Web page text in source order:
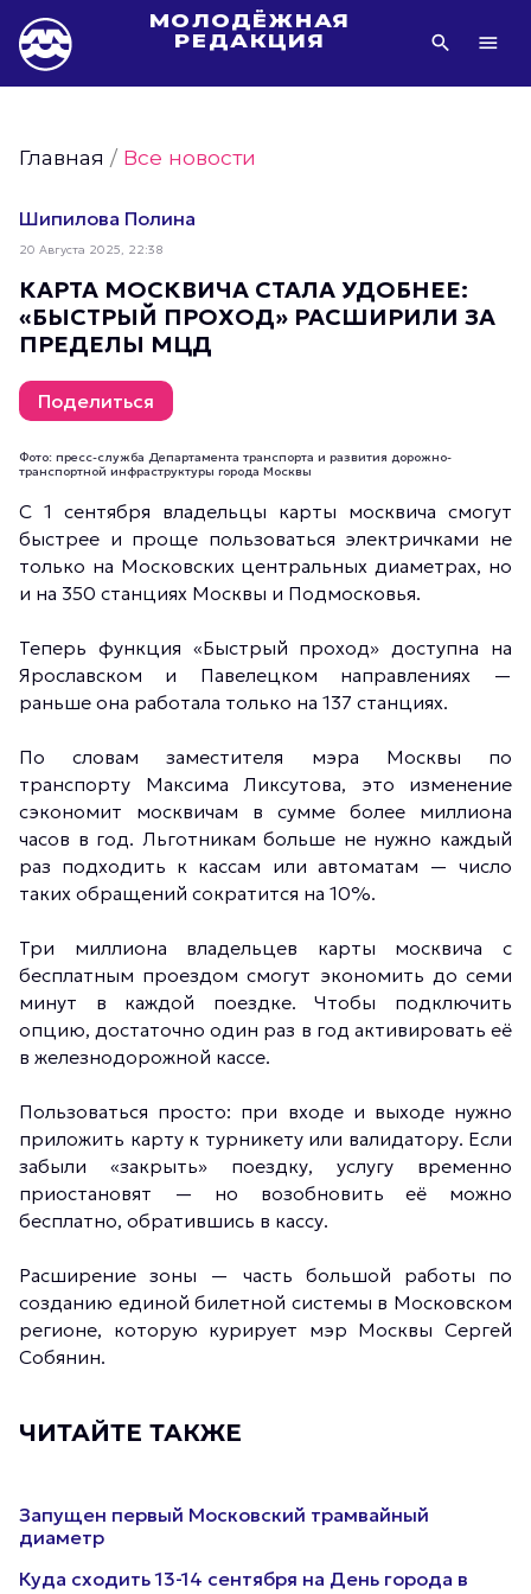
МОЛОДЁЖНАЯ
РЕДАКЦИЯ
Фото Молодёжи Москвы
Фотогалереи Молодёжи Москвы
Статьи Молодёжи Москвы
Молодёжь Москвы культурная
Молодёжь Москвы спортивная
Молодёжь Москвы в движении
Молодёжь Москвы здоровая
Молодёжь Москвы профессиональная
Главная /Все новости
Шипилова Полина
20 Августа 2025, 22:38
КАРТА МОСКВИЧА СТАЛА УДОБНЕЕ:
«БЫСТРЫЙ ПРОХОД» РАСШИРИЛИ ЗА
ПРЕДЕЛЫ МЦД
Поделиться
Фото: пресс-служба Департамента транспорта и развития дорожно-
транспортной инфраструктуры города Москвы
С 1 сентября владельцы карты москвича смогут
быстрее и проще пользоваться электричками не
только на Московских центральных диаметрах, но
и на 350 станциях Москвы и Подмосковья.
Теперь функция «Быстрый проход» доступна на
Ярославском и Павелецком направлениях —
раньше она работала только на 137 станциях.
По словам заместителя мэра Москвы по
транспорту Максима Ликсутова, это изменение
сэкономит москвичам в сумме более миллиона
часов в год. Льготникам больше не нужно каждый
раз подходить к кассам или автоматам — число
таких обращений сократится на 10%.
Три миллиона владельцев карты москвича с
бесплатным проездом смогут экономить до семи
минут в каждой поездке. Чтобы подключить
опцию, достаточно один раз в год активировать её
в железнодорожной кассе.
Пользоваться просто: при входе и выходе нужно
приложить карту к турникету или валидатору. Если
забыли «закрыть» поездку, услугу временно
приостановят — но возобновить её можно
бесплатно, обратившись в кассу.
Расширение зоны — часть большой работы по
созданию единой билетной системы в Московском
регионе, которую курирует мэр Москвы Сергей
Собянин.
ЧИТАЙТЕ ТАКЖЕ
Запущен первый Московский трамвайный
диаметр
Куда сходить 13-14 сентября на День города в